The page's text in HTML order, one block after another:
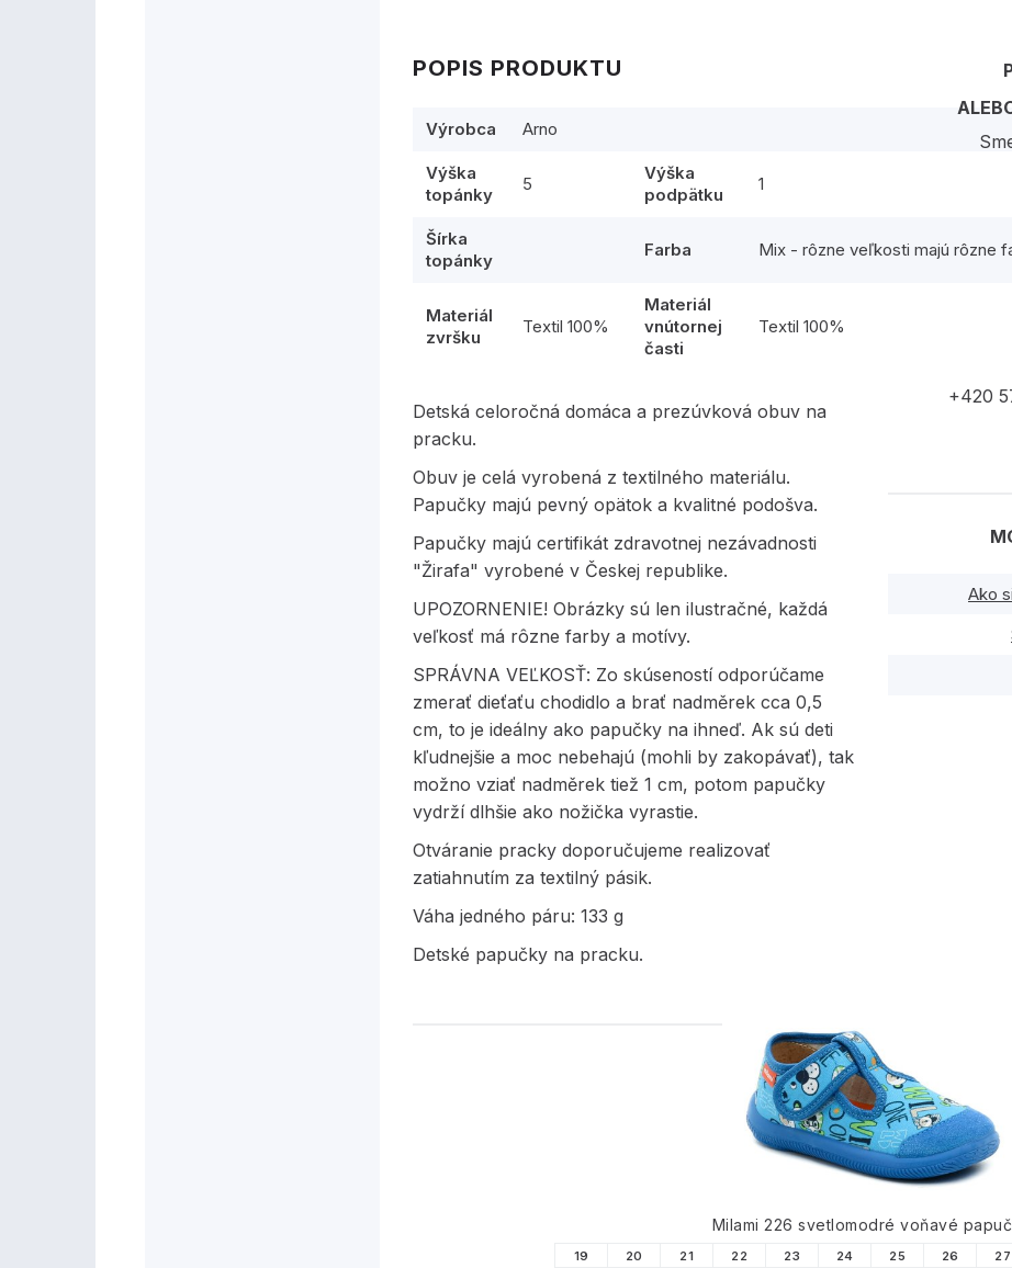
POPIS PRODUKTU
Výrobca Arno
Výška
topánky
5
Výška
podpätku
1
Šírka
topánky
Farba Mix - rôzne veľkosti majú rôzne
Materiál
zvršku
Textil 100%
Materiál
vnútornej
časti
Textil 100%
Detská celoročná domáca a prezúvková obuv na
pracku.
Obuv je celá vyrobená z textilného materiálu.
Papučky majú pevný opätok a kvalitné podošva.
Papučky majú certifikát zdravotnej nezávadnosti
"Žirafa" vyrobené v Českej republike.
UPOZORNENIE! Obrázky sú len ilustračné, každá
veľkosť má rôzne farby a motívy.
SPRÁVNA VEĽKOSŤ: Zo skúseností odporúčame
zmerať dieťaťu chodidlo a brať nadměrek cca 0,5
cm, to je ideálny ako papučky na ihneď. Ak sú deti
kľudnejšie a moc nebehajú (mohli by zakopávať), tak
možno vziať nadměrek tiež 1 cm, potom papučky
vydrží dlhšie ako nožička vyrastie.
Otváranie pracky doporučujeme realizovať
zatiahnutím za textilný pásik.
Váha jedného páru: 133 g
Detské papučky na pracku.
+420
Ako
PODOBNÉ PRODUKTY
Milami 226 svetlomodré voňavé
19 20 21 22 23 24 25 26 27